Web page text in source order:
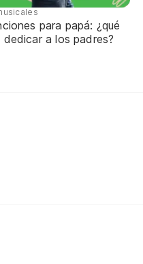
para papá: ¿qué
dedicar a los padres?